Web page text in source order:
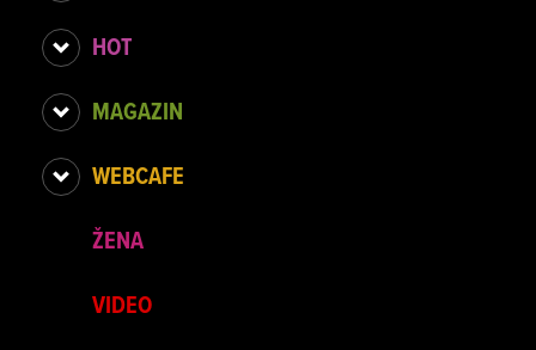
HOT
MAGAZIN
WEBCAFE
ŽENA
VIDEO